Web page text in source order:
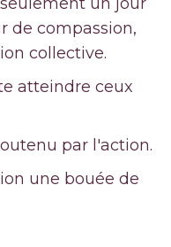
de compassion,
collective.
atteindre ceux
par l'action.
une bouée de